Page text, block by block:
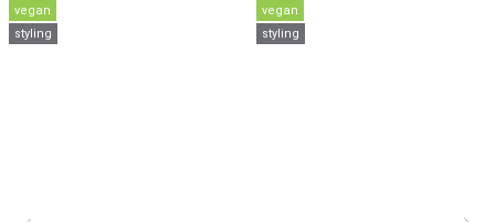
vegan
styling
vegan
styling